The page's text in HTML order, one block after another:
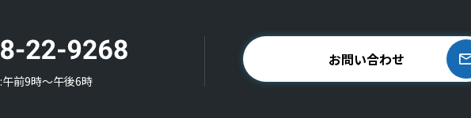
前9時〜午後6時
お問い合わせ